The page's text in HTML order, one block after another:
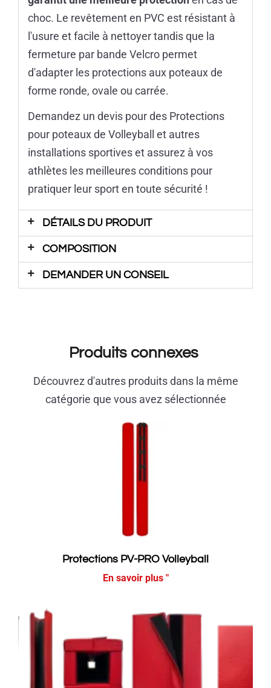
choc. Le revêtement en PVC est résistant à
l'usure et facile à nettoyer tandis que la
fermeture par bande Velcro permet
d'adapter les protections aux poteaux de
forme ronde, ovale ou carrée.
Demandez un devis pour des Protections
pour poteaux de Volleyball et autres
installations sportives et assurez à vos
athlètes les meilleures conditions pour
pratiquer leur sport en toute sécurité !
DÉTAILS DU PRODUIT
COMPOSITION
DEMANDER UN CONSEIL
Produits connexes
Découvrez d'autres produits dans la même
catégorie que vous avez sélectionnée
Protections PV-PRO Volleyball
En savoir plus "